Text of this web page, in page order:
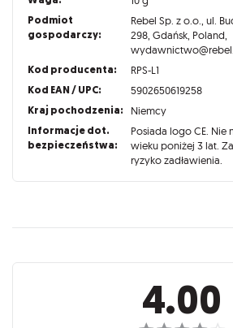
Podmiot
gospodarczy:
Rebel Sp. z o.o., ul.
298, Gdańsk, Poland,
Kod producenta: RPS-L1
Kod EAN / UPC: 5902650619258
Kraj pochodzenia: Niemcy
Informacje dot.
bezpieczeństwa:
Posiada logo CE. Nie
wieku poniżej 3 lat.
ryzyko zadławienia.
Recenzje
4.00